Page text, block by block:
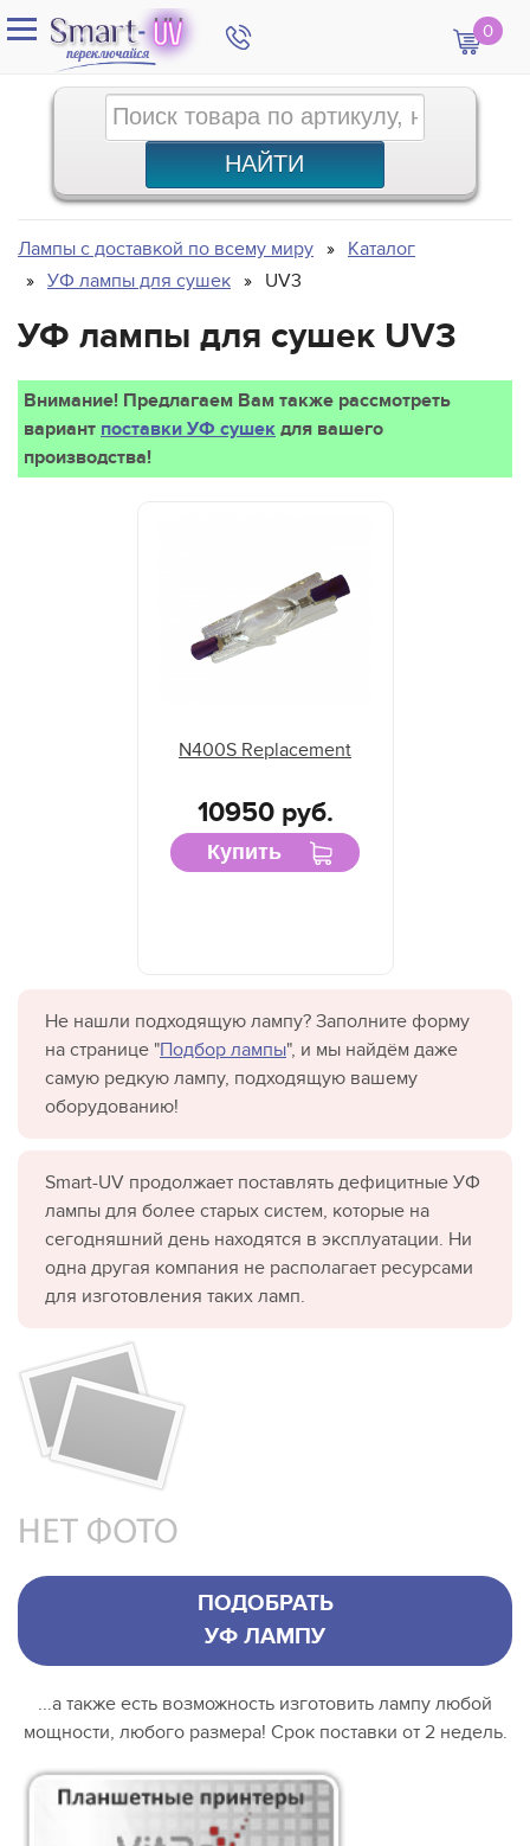
0
Лампы с доставкой по всему миру
Каталог
УФ лампы для сушек
UV3
УФ лампы для сушек UV3
Внимание! Предлагаем Вам также рассмотреть
вариант поставки УФ сушек для вашего
производства!
N400S Replacement
10950 руб.
Купить
Не нашли подходящую лампу? Заполните форму
на странице "Подбор лампы", и мы найдём даже
самую редкую лампу, подходящую вашему
оборудованию!
Smart-UV продолжает поставлять дефицитные УФ
лампы для более старых систем, которые на
сегодняшний день находятся в эксплуатации. Ни
одна другая компания не располагает ресурсами
для изготовления таких ламп.
ПОДОБРАТЬ
УФ ЛАМПУ
...а также есть возможность изготовить лампу любой
мощности, любого размера! Срок поставки от 2 недель.